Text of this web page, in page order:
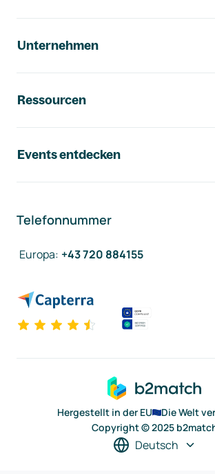
Unternehmen
Ressourcen
Events entdecken
Telefonnummer
Europa: +43 720 884155
Hergestellt in der EU
Die Welt
Copyright © 2025
Deutsch